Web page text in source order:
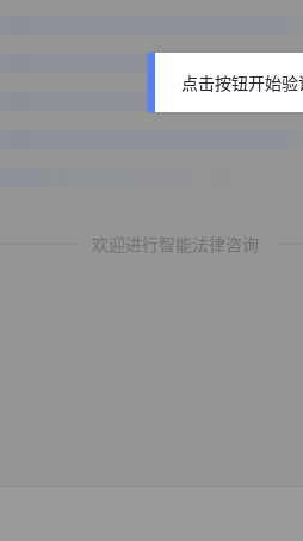
欢迎进行智能法律咨询
点击按钮开始验